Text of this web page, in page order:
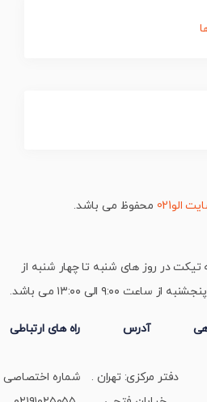
الو021 محفوظ می باشد.
در روز های شنبه تا چهار شنبه از
آدرس
دفتر مرکزی: تهران .
راه های ارتباطی
شماره اختصاصی